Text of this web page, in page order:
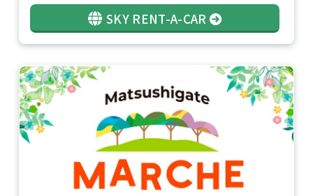
SKY RENT-A-CAR